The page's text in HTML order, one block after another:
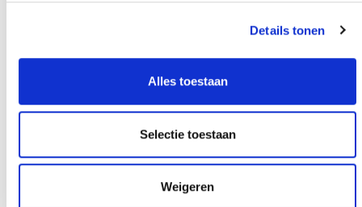
Details tonen
Alles toestaan
Selectie toestaan
Weigeren